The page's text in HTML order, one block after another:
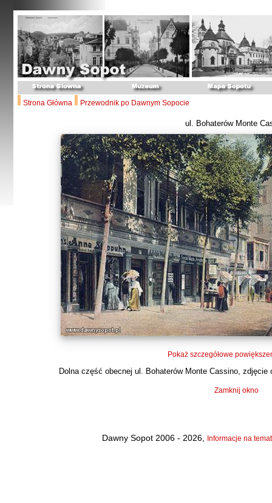
Strona Główna Przewodnik po Dawnym Sopocie
ul. Bohaterów Monte
Pokaż szczegółowe
Dolna część obecnej ul. Bohaterów Monte Cassino, zdjęcie
Zamknij okno
Dawny Sopot 2006 - 2026, Informacje na